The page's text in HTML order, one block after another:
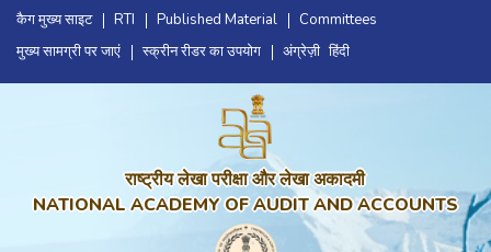
कैग मुख्य साइट RTI Published Material
Committees
मुख्य सामग्री पर जाएं
स्क्रीन रीडर का उपयोग अंग्रेज़ी हिंदी
राष्ट्रीय लेखा परीक्षा और लेखा अकादमी
NATIONAL ACADEMY OF AUDIT AND ACCOUNTS